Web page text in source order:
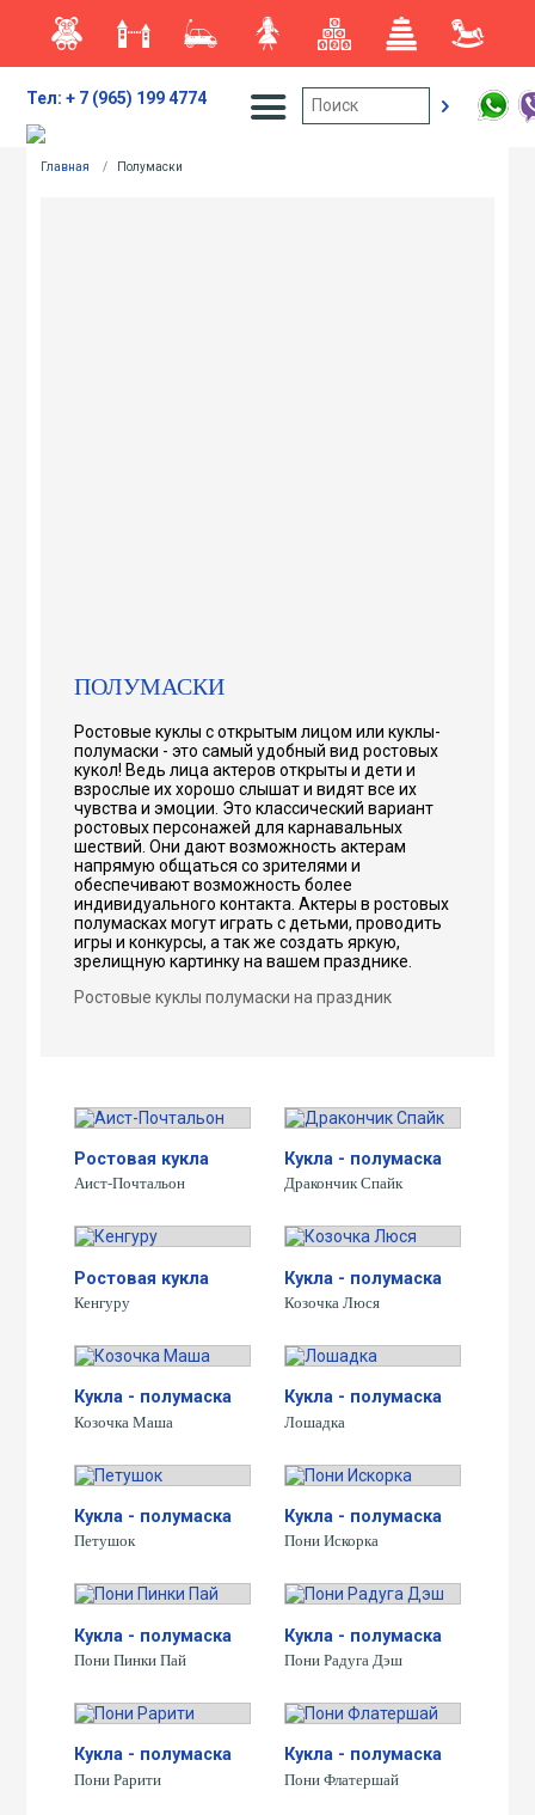
Тел: + 7 (965) 199 4774
Главная / Полумаски
ПОЛУМАСКИ
Ростовые куклы с открытым лицом или куклы-
полумаски - это самый удобный вид ростовых
кукол! Ведь лица актеров открыты и дети и
взрослые их хорошо слышат и видят все их
чувства и эмоции. Это классический вариант
ростовых персонажей для карнавальных
шествий. Они дают возможность актерам
напрямую общаться со зрителями и
обеспечивают возможность более
индивидуального контакта. Актеры в ростовых
полумасках могут играть с детьми, проводить
игры и конкурсы, а так же создать яркую,
зрелищную картинку на вашем празднике.
Ростовые куклы полумаски на праздник
Ростовая кукла
Аист-Почтальон
Кукла - полумаска
Дракончик Спайк
Ростовая кукла
Кенгуру
Кукла - полумаска
Козочка Люся
Кукла - полумаска
Козочка Маша
Кукла - полумаска
Лошадка
Кукла - полумаска
Петушок
Кукла - полумаска
Пони Искорка
Кукла - полумаска
Пони Пинки Пай
Кукла - полумаска
Пони Радуга Дэш
Кукла - полумаска
Пони Рарити
Кукла - полумаска
Пони Флатершай